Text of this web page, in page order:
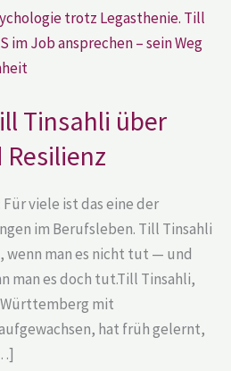
Tinsahli über
viele ist das eine der
im Berufsleben. Till Tinsahli
wenn man es nicht tut — und
man es doch tut.Till Tinsahli,
mit
hat früh gelernt,